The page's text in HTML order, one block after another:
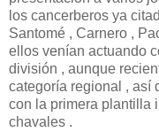
los cancerberos ya
Santomé , Carnero ,
ellos venían actuando
división , aunque
categoría regional , así
con la primera plantilla
chavales .